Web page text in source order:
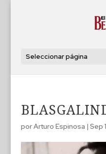
Seleccionar página
porArturo Espinosa | Sep